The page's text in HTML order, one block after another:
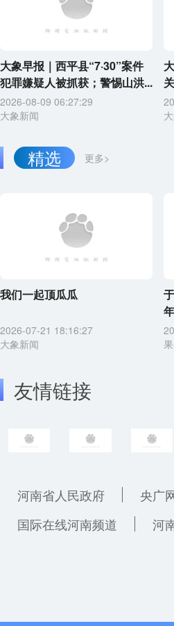
大象早报｜西平县“7·30”案件
犯罪嫌疑人被抓获；警惕山洪...
2026-08-09 06:27:29
大象新闻
更多>
精选
我们一起顶瓜瓜
2026-07-21 18:16:27
大象新闻
友情链接
河南省人民政府 央广
国际在线河南频道
河